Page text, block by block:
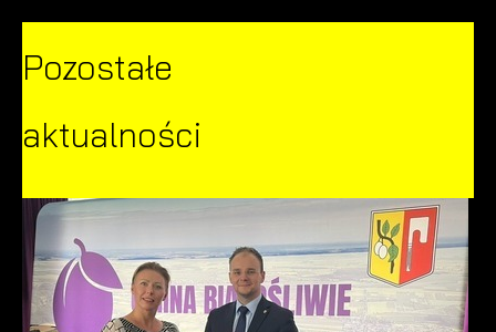
Pozostałe
aktualności